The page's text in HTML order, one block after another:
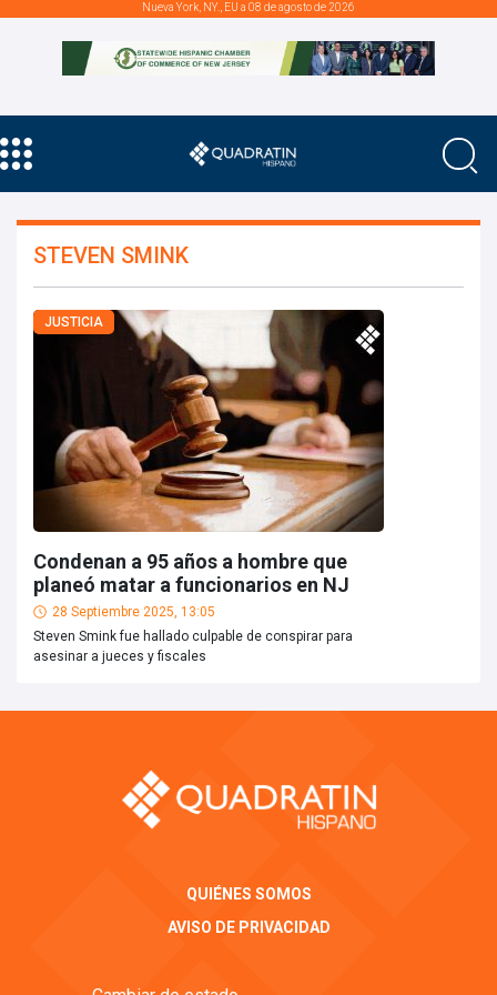
Nueva York, NY., EU a 08 de agosto de 2026
STEVEN SMINK
JUSTICIA
Condenan a 95 años a hombre que
planeó matar a funcionarios en NJ
28 Septiembre 2025, 13:05
Steven Smink fue hallado culpable de conspirar para
asesinar a jueces y fiscales
QUIÉNES SOMOS
AVISO DE PRIVACIDAD